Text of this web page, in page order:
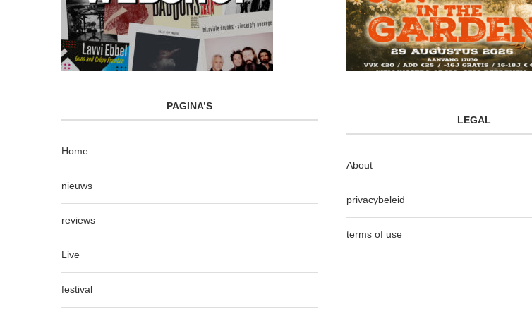
PAGINA’S
Home
nieuws
reviews
Live
festival
LEGAL
About
privacybeleid
terms of use